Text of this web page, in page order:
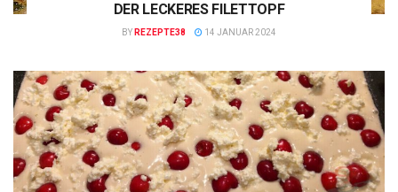
DER LECKERES FILETTOPF
BY REZEPTE38 14 JANUAR 2024